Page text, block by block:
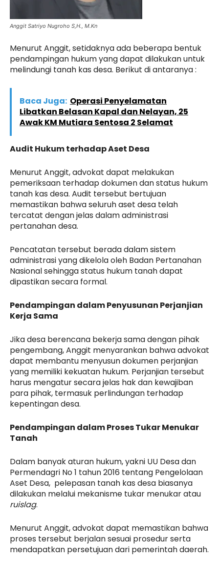
Anggit Satriyo Nugroho S,H., M.Kn
Menurut Anggit, setidaknya ada beberapa bentuk
pendampingan hukum yang dapat dilakukan untuk
melindungi tanah kas desa. Berikut di antaranya :
Baca Juga: Operasi Penyelamatan
Libatkan Belasan Kapal dan Nelayan, 25
Awak KM Mutiara Sentosa 2 Selamat
Audit Hukum terhadap Aset Desa
Menurut Anggit, advokat dapat melakukan
pemeriksaan terhadap dokumen dan status hukum
tanah kas desa. Audit tersebut bertujuan
memastikan bahwa seluruh aset desa telah
tercatat dengan jelas dalam administrasi
pertanahan desa.
Pencatatan tersebut berada dalam sistem
administrasi yang dikelola oleh Badan Pertanahan
Nasional sehingga status hukum tanah dapat
dipastikan secara formal.
Pendampingan dalam Penyusunan Perjanjian
Kerja Sama
Jika desa berencana bekerja sama dengan pihak
pengembang, Anggit menyarankan bahwa advokat
dapat membantu menyusun dokumen perjanjian
yang memiliki kekuatan hukum. Perjanjian tersebut
harus mengatur secara jelas hak dan kewajiban
para pihak, termasuk perlindungan terhadap
kepentingan desa.
Pendampingan dalam Proses Tukar Menukar
Tanah
Dalam banyak aturan hukum, yakni UU Desa dan
Permendagri No 1 tahun 2016 tentang Pengelolaan
Aset Desa, pelepasan tanah kas desa biasanya
dilakukan melalui mekanisme tukar menukar atau
ruislag.
Menurut Anggit, advokat dapat memastikan bahwa
proses tersebut berjalan sesuai prosedur serta
mendapatkan persetujuan dari pemerintah daerah.